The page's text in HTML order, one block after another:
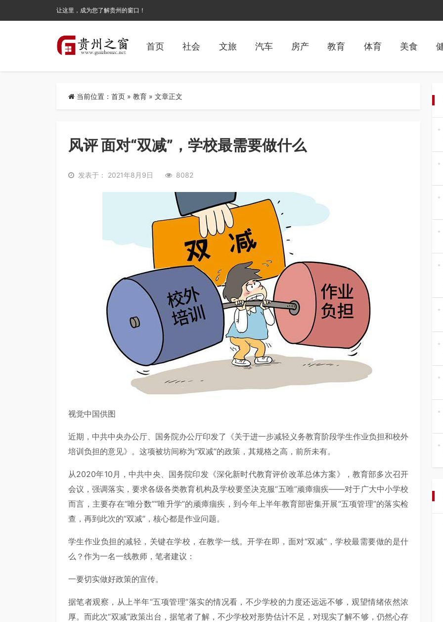
让这里，成为您了解贵州的窗口！
首页 社会 文旅 汽车 房产 教育 体育 美食
当前位置： 首页 » 教育 » 文章正文
风评 面对“双减”，学校最需要做什么
发表于： 2021年8月9日 8082
视觉中国供图
近期，中共中央办公厅、国务院办公厅印发了《关于进一步减轻义务教育阶段学生作业负担和校外
培训负担的意见》。这项被坊间称为“双减”的政策，其规格之高，前所未有。
从2020年10月，中共中央、国务院印发《深化新时代教育评价改革总体方案》，教育部多次召开
会议，强调落实，要求各级各类教育机构及学校要坚决克服“五唯”顽瘴痼疾——对于广大中小学校
而言，主要存在“唯分数”“唯升学”的顽瘴痼疾，到今年上半年教育部密集开展“五项管理”的落实检
查，再到此次的“双减”，核心都是作业问题。
学生作业负担的减轻，关键在学校，在教学一线。开学在即，面对“双减”，学校最需要做的是什
么？作为一名一线教师，笔者建议：
一要切实做好政策的宣传。
据笔者观察，从上半年“五项管理”落实的情况看，不少学校的力度还远远不够，观望情绪依然浓
厚。而此次“双减”政策出台，据笔者了解，不少学校对形势估计不足，对现实了解不够，仍然心存